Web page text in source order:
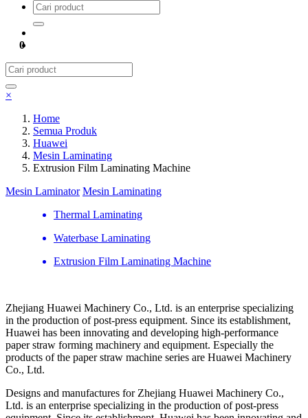
0
×
Home
Semua Produk
Huawei
Mesin Laminating
Extrusion Film Laminating Machine
Mesin Laminator Mesin Laminating
Thermal Laminating
Waterbase Laminating
Extrusion Film Laminating Machine
Zhejiang Huawei Machinery Co., Ltd. is an enterprise specializing
in the production of post-press equipment. Since its establishment,
Huawei has been innovating and developing high-performance
paper straw forming machinery and equipment. Especially the
products of the paper straw machine series are Huawei Machinery
Co., Ltd.
Designs and manufactures for Zhejiang Huawei Machinery Co.,
Ltd. is an enterprise specializing in the production of post-press